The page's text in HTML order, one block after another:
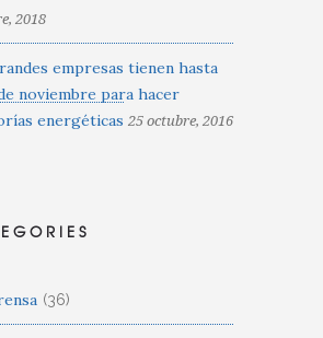
2018
empresas tienen hasta
noviembre para hacer
energéticas 25 octubre, 2016
(36)